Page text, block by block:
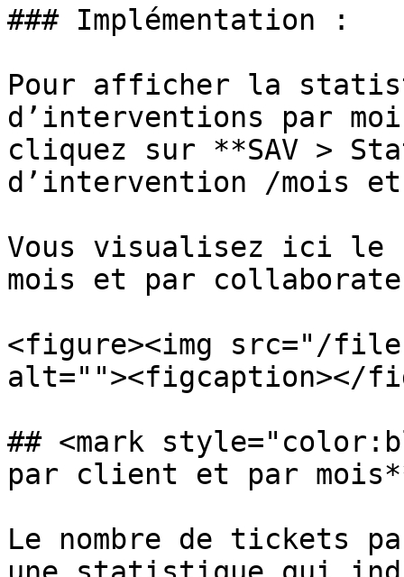
### Implémentation :
Pour afficher la
d’interventions par
cliquez sur **SAV >
d’intervention /mois
Vous visualisez ici le
mois et par
<figure><img src="/files/
alt=""><figcaption></
## <mark
par client et par
Le nombre de tickets